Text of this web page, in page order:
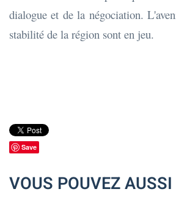
dialogue et de la négociation.
stabilité de la région sont en jeu.
Save
VOUS POUVEZ